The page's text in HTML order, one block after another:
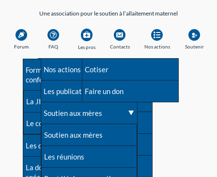
Une association pour le soutien à l’allaitement maternel
Forum FAQ
Avant la naissance
Les débuts
Une difficulté d'allaitement ?
Cas particuliers
Mythes et vérités
Les pros
Formations et
conférences
La JIA
Le congrès
Les dossiers de l'allaitement
La documentation
Contacts
Besoin d'aide?
Répertoire de tous les
contacts
Contact presse
Dossier de presse
Soutenir LLL
Nos actions
Nos actions
Les publications
Soutien aux mères
Soutien aux mères
Les réunions
Soutenir
Cotiser
Faire un don